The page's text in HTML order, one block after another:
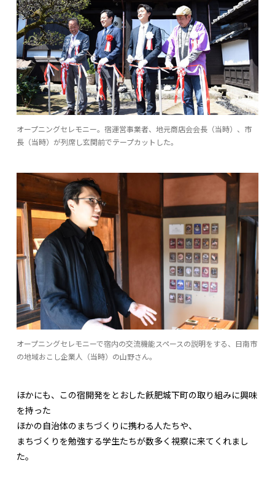
オープニングセレモニー。宿運営事業者、地元商店会会長（当時）、市
長（当時）が列席し玄関前でテープカットした。
オープニングセレモニーで宿内の交流機能スペースの説明をする、日南市
の地域おこし企業人（当時）の山野さん。
ほかにも、この宿開発をとおした飫肥城下町の取り組みに興味
を持った
ほかの自治体のまちづくりに携わる人たちや、
まちづくりを勉強する学生たちが数多く視察に来てくれまし
た。